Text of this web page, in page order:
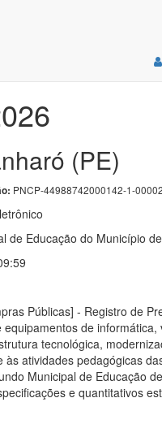
(PE)
PNCP-44988742000142-1-
de Educação do Município
Públicas] - Registro de
de informática,
tecnológica,
às atividades pedagógicas
Municipal de Educação
e quantitativos